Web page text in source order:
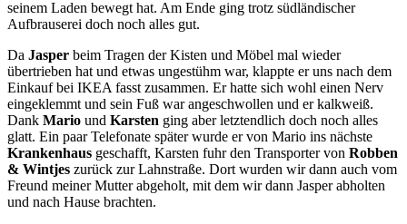
seinem Laden bewegt hat. Am Ende ging trotz südländischer
Aufbrauserei doch noch alles gut.
Da Jasper beim Tragen der Kisten und Möbel mal wieder
übertrieben hat und etwas ungestühm war, klappte er uns nach dem
Einkauf bei IKEA fasst zusammen. Er hatte sich wohl einen Nerv
eingeklemmt und sein Fuß war angeschwollen und er kalkweiß.
Dank Mario und Karsten ging aber letztendlich doch noch alles
glatt. Ein paar Telefonate später wurde er von Mario ins nächste
Krankenhaus geschafft, Karsten fuhr den Transporter von Robben
& Wintjes zurück zur Lahnstraße. Dort wurden wir dann auch vom
Freund meiner Mutter abgeholt, mit dem wir dann Jasper abholten
und nach Hause brachten.